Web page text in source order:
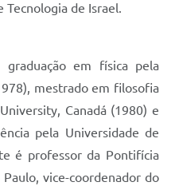
de Israel.
graduação em física pela
mestrado em filosofia
Canadá (1980) e
pela Universidade de
é professor da Pontifícia
vice-coordenador do